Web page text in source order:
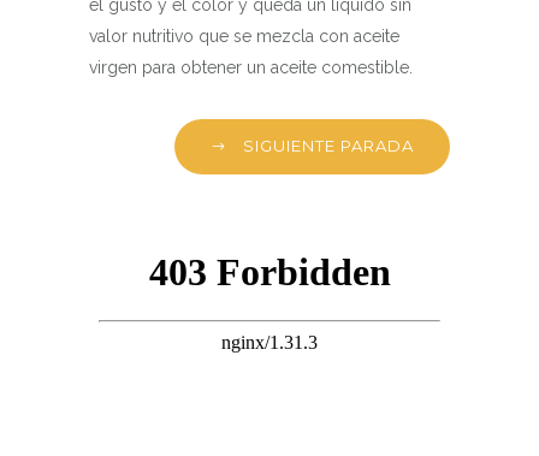
el gusto y el color y queda un líquido sin
valor nutritivo que se mezcla con aceite
virgen para obtener un aceite comestible.
SIGUIENTE PARADA